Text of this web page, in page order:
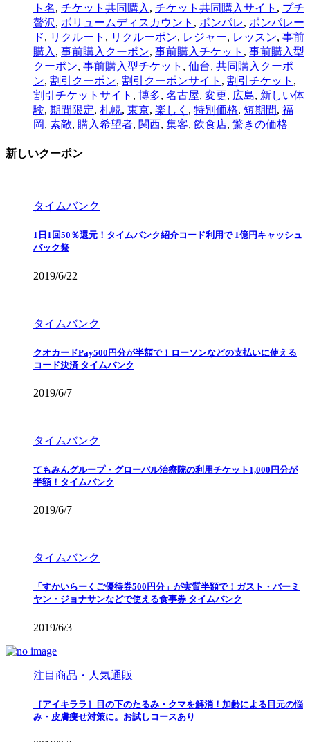
ト名, チケット共同購入 , チケット共同購入サイト , プチ
贅沢, ボリュームディスカウント , ポンパレ, ポンパレー
ド, リクルート , リクルーポン, レジャー, レッスン, 事前
購入 , 事前購入クーポン, 事前購入チケット , 事前購入型
クーポン, 事前購入型チケット , 仙台, 共同購入クーポ
ン, 割引クーポン, 割引クーポンサイト , 割引チケット ,
割引チケットサイト , 博多, 名古屋, 変更, 広島, 新しい体
験, 期間限定, 札幌, 東京, 楽しく , 特別価格, 短期間, 福
岡, 素敵, 購入希望者, 関西, 集客, 飲食店, 驚きの価格
新しいクーポン
タイムバンク
1日1回50％還元！タイムバンク紹介コード利用で 1億円キャッシュ
バック祭
2019/6/22
タイムバンク
クオカードPay500円分が半額で！ローソンなどの支払いに使える
コード決済 タイムバンク
2019/6/7
タイムバンク
てもみんグループ・グローバル治療院の利用チケット1,000円分が
半額！タイムバンク
2019/6/7
タイムバンク
「すかいらーくご優待券500円分」が実質半額で！ガスト・バーミ
ヤン・ジョナサンなどで使える食事券 タイムバンク
2019/6/3
注目商品・人気通販
［アイキララ］目の下のたるみ・クマを解消！加齢による目元の悩
み・皮膚痩せ対策に。お試しコースあり